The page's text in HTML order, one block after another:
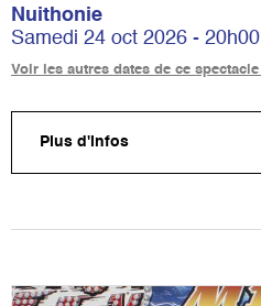
Nuithonie
Samedi 24 oct 2026 - 20h00
Voir les autres dates de ce spectacle
Plus d'infos